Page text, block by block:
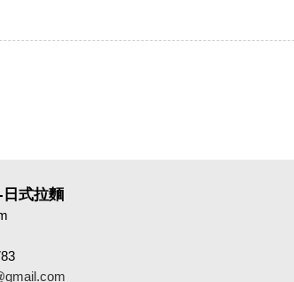
式拉麵